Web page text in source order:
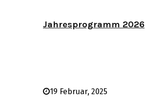
Jahresprogramm 2026
19 Februar, 2025